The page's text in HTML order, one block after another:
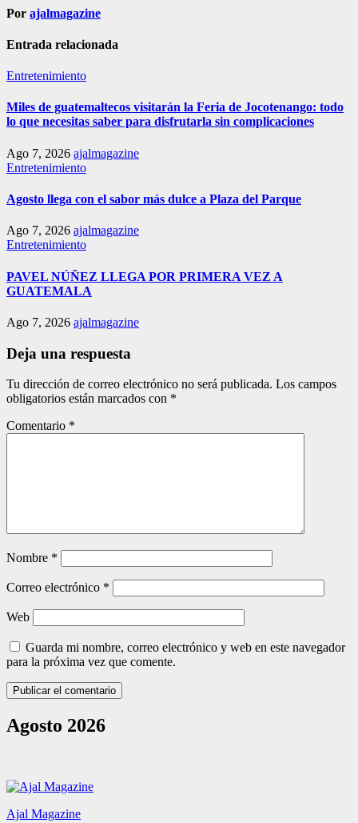
Por ajalmagazine
Entrada relacionada
Entretenimiento
Miles de guatemaltecos visitarán la Feria de Jocotenango: todo
lo que necesitas saber para disfrutarla sin complicaciones
Ago 7, 2026 ajalmagazine
Entretenimiento
Agosto llega con el sabor más dulce a Plaza del Parque
Ago 7, 2026 ajalmagazine
Entretenimiento
PAVEL NÚÑEZ LLEGA POR PRIMERA VEZ A
GUATEMALA
Ago 7, 2026 ajalmagazine
Deja una respuesta
Tu dirección de correo electrónico no será publicada. Los campos
obligatorios están marcados con *
Comentario *
Nombre *
Correo electrónico *
Web
Guarda mi nombre, correo electrónico y web en este navegador
para la próxima vez que comente.
Agosto 2026
Ajal Magazine